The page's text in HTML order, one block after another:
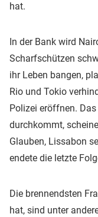
hat.
In der Bank wird
Scharfschützen
ihr Leben bangen,
Rio und Tokio
Polizei eröffnen.
durchkommt,
Glauben, Lissabon
endete die letzte
Die brennendsten
hat, sind unter